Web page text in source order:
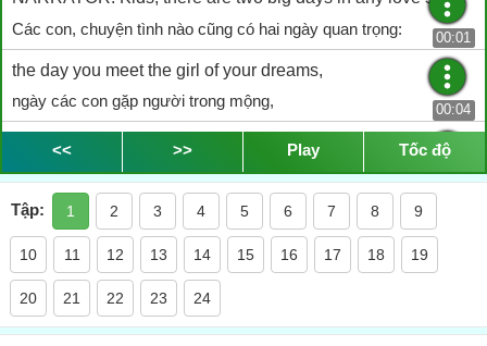
Các con, chuyện tình nào cũng có hai ngày quan trọng:
00:01
the day you meet the girl of your dreams,
ngày các con gặp người trong mộng,
00:04
and the day you marry her.
và ngày các con lấy người ấy.
00:07
Nice! Where'd you get this?
Hay đấy! Cậu lấy ở đâu vậy?
Stashed a cooler behind the pulpit.
Giấu trong thùng đá sau bục giảng kinh
00:44
<< >> Play Tốc độ
Tập: 1 2 3 4 5 6 7 8 9
10 11 12 13 14 15 16 17 18 19
20 21 22 23 24